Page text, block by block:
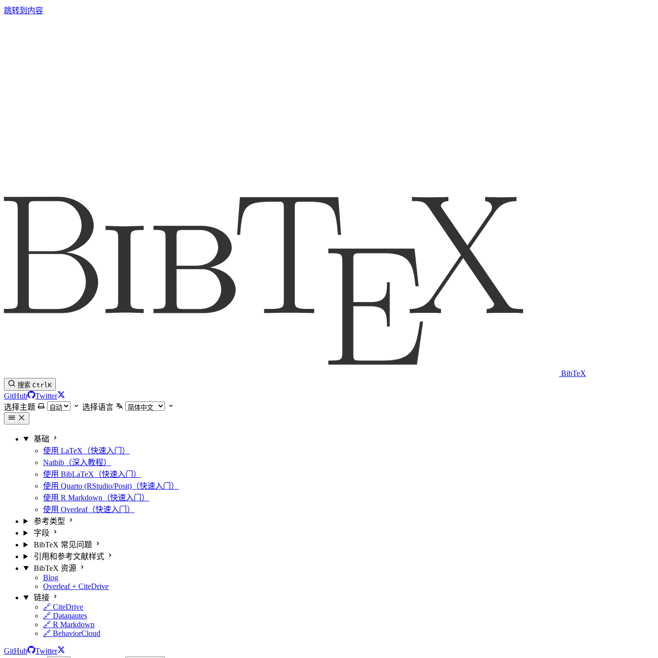
跳转到内容
BibTeX
搜索 CtrlK
GitHub
Twitter
选择主题
选择语言
基础
使用 LaTeX（快速入门）
Natbib（深入教程）
使用 BibLaTeX（快速入门）
使用 Quarto (RStudio/Posit)（快速入门）
使用 R Markdown（快速入门）
使用 Overleaf（快速入门）
参考类型
字段
BibTeX 常见问题
引用和参考文献样式
BibTeX 资源
Blog
Overleaf + CiteDrive
链接
🔗 CiteDrive
🔗 Datanautes
🔗 R Markdown
🔗 BehaviorCloud
GitHub Twitter